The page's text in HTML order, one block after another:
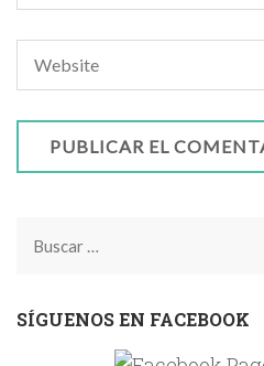
Buscar:
SÍGUENOS EN FACEBOOK